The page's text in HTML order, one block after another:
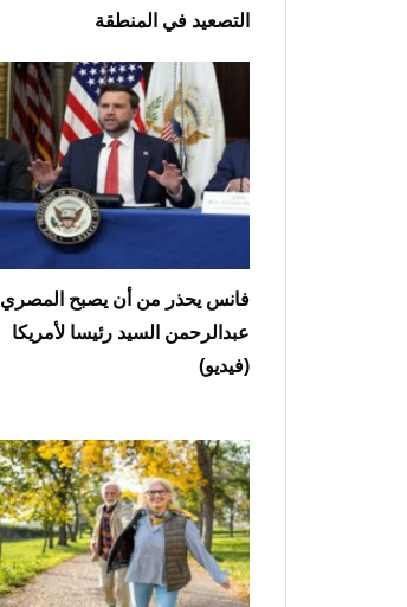
التصعيد في المنطقة
فانس يحذر من أن يصبح المصري
عبدالرحمن السيد رئيسا لأمريكا
(فيديو)